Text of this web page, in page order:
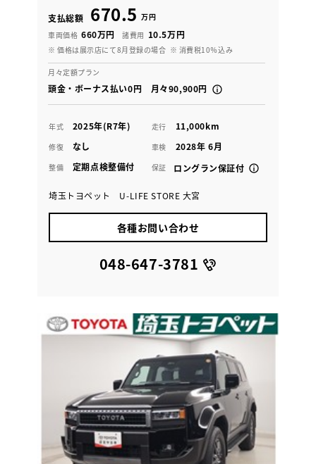
支払総額 670.5 万円
車両価格 660万円 諸費用 10.5万円
※ 価格は展示店にて8月登録の場合 ※ 消費税10％込み
月々定額プラン
頭金・ボーナス払い0円 月々90,900円
年式 2025年(R7年) 走行 11,000km
修復 なし 車検 2028年 6月
整備 定期点検整備付 保証 ロングラン保証付
埼玉トヨペット U-LIFE STORE 大宮
各種お問い合わせ
048-647-3781